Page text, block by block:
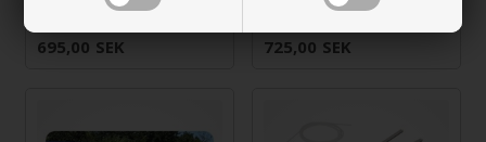
695,00 SEK
Magnetadapter
725,00 SEK